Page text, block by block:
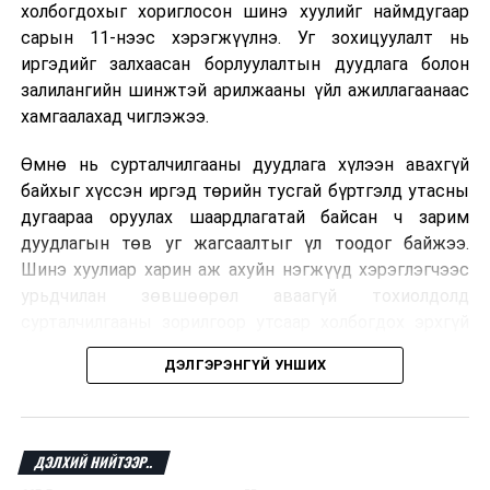
суудалтай намуудын онцлог, хоёр улсын
парламентын төстэй болон онцлог талуудын талаар
санал солилцов.
Уулзалтад УИХ дахь Монгол-Шинэ Зеландын
парламентын бүлгийн дарга С.Эрдэнэболд, УИХ-ын
гишүүн А.Ганбаатар, Г.Ганбаатар, Б.Жаргалан,
Х.Тэмүүжин нар оролцлоо
хэмээн Улсын Их Хурлын
Хэвлэл мэдээллийн газраас мэдээллээ.
ажиллах талаар санал солилцлоо
арилгуулж байна
холбогдохыг хориглосон шинэ хуулийг наймдугаар
сарын 11-нээс хэрэгжүүлнэ. Уг зохицуулалт нь
иргэдийг залхаасан борлуулалтын дуудлага болон
залилангийн шинжтэй арилжааны үйл ажиллагаанаас
хамгаалахад чиглэжээ.
Өмнө нь сурталчилгааны дуудлага хүлээн авахгүй
байхыг хүссэн иргэд төрийн тусгай бүртгэлд утасны
дугаараа оруулах шаардлагатай байсан ч зарим
дуудлагын төв уг жагсаалтыг үл тоодог байжээ.
Шинэ хуулиар харин аж ахуйн нэгжүүд хэрэглэгчээс
урьдчилан зөвшөөрөл аваагүй тохиолдолд
болно. Иргэн өгсөн зөвшөөрлөө хүссэн үедээ цуцлах
Францын эрх баригчдын тооцоолсноор тус улсын
иргэдийн дөрөвний гурав орчим нь долоо хоног бүр
дор хаяж нэг удаа хүсээгүй сурталчилгааны дуудлага
ДЭЛГЭРЭНГҮЙ УНШИХ
ДЭЛХИЙ НИЙТЭЭР..